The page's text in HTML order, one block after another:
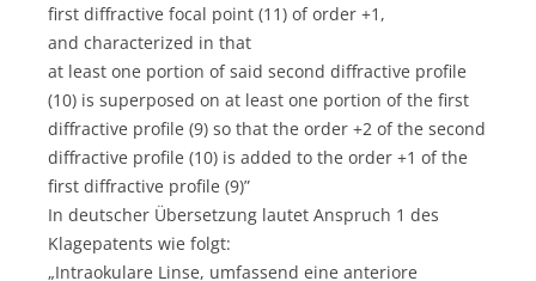
first diffractive focal point (11) of order +1,
and characterized in that
at least one portion of said second diffractive profile
(10) is superposed on at least one portion of the first
diffractive profile (9) so that the order +2 of the second
diffractive profile (10) is added to the order +1 of the
first diffractive profile (9)”
In deutscher Übersetzung lautet Anspruch 1 des
Klagepatents wie folgt:
„Intraokulare Linse, umfassend eine anteriore